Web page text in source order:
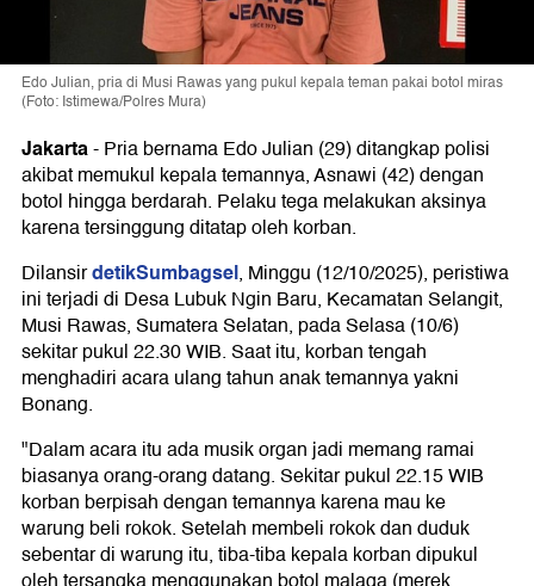
Edo Julian, pria di Musi Rawas yang pukul kepala teman pakai botol miras
(Foto: Istimewa/Polres Mura)
Jakarta-Pria bernama Edo Julian (29) ditangkap polisi
akibat memukul kepala temannya, Asnawi (42) dengan
botol hingga berdarah. Pelaku tega melakukan aksinya
karena tersinggung ditatap oleh korban.
DilansirdetikSumbagsel, Minggu (12/10/2025), peristiwa
ini terjadi di Desa Lubuk Ngin Baru, Kecamatan Selangit,
Musi Rawas, Sumatera Selatan, pada Selasa (10/6)
sekitar pukul 22.30 WIB. Saat itu, korban tengah
menghadiri acara ulang tahun anak temannya yakni
Bonang.
"Dalam acara itu ada musik organ jadi memang ramai
biasanya orang-orang datang. Sekitar pukul 22.15 WIB
korban berpisah dengan temannya karena mau ke
warung beli rokok. Setelah membeli rokok dan duduk
sebentar di warung itu, tiba-tiba kepala korban dipukul